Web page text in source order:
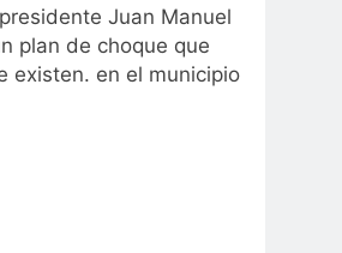
Juan Manuel
plan de choque que
existen. en el municipio